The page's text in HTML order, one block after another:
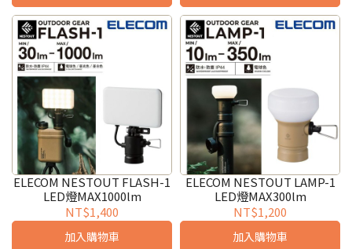
ELECOM NESTOUT FLASH-1
LED燈MAX1000lm
NT$1,400
加入購物車
ELECOM NESTOUT LAMP-1
LED燈MAX300lm
NT$1,200
加入購物車